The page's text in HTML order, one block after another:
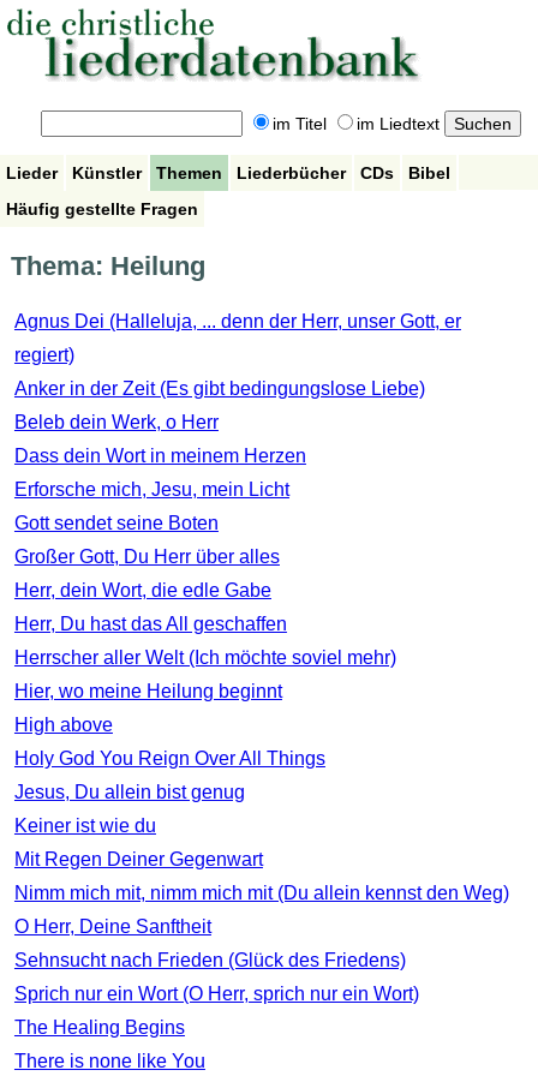
im Titel im Liedtext
Lieder Künstler Themen Liederbücher CDs
Bibel
Häufig gestellte Fragen
Thema: Heilung
Agnus Dei (Halleluja, ... denn der Herr, unser Gott, er
regiert)
Anker in der Zeit (Es gibt bedingungslose Liebe)
Beleb dein Werk, o Herr
Dass dein Wort in meinem Herzen
Erforsche mich, Jesu, mein Licht
Gott sendet seine Boten
Großer Gott, Du Herr über alles
Herr, dein Wort, die edle Gabe
Herr, Du hast das All geschaffen
Herrscher aller Welt (Ich möchte soviel mehr)
Hier, wo meine Heilung beginnt
High above
Holy God You Reign Over All Things
Jesus, Du allein bist genug
Keiner ist wie du
Mit Regen Deiner Gegenwart
Nimm mich mit, nimm mich mit (Du allein kennst den Weg)
O Herr, Deine Sanftheit
Sehnsucht nach Frieden (Glück des Friedens)
Sprich nur ein Wort (O Herr, sprich nur ein Wort)
The Healing Begins
There is none like You